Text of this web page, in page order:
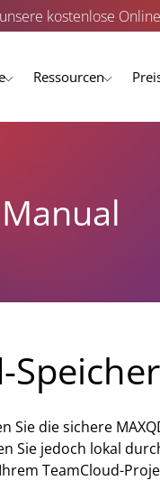
kostenlose
Ressourcen
die sichere
Sie jedoch lokal
TeamCloud-